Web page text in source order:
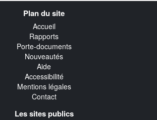
Plan du site
Accueil
Rapports
Porte-documents
Nouveautés
Aide
Accessibilité
Mentions légales
Contact
Les sites publics